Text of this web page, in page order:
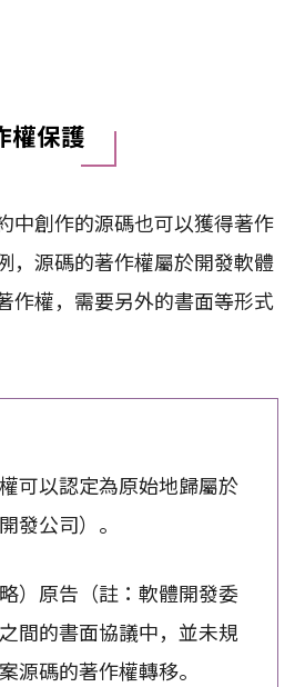
權保護
中創作的源碼也可以獲得著作
，源碼的著作權屬於開發軟體
作權，需要另外的書面等形式
可以認定為原始地歸屬於
發公司）。
）原告（註：軟體開發委
間的書面協議中，並未規
源碼的著作權轉移。